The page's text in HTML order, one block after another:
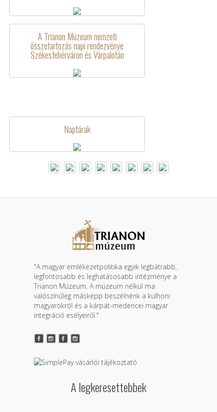
A Trianon Múzeum nemzeti
összetartozás napi rendezvénye
Székesfehérváron és Várpalotán
Naptárak
"A magyar emlékezetpolitika egyik legbátrabb,
legfontosabb és leghatásosabb intézménye a
Trianon Múzeum. A múzeum nélkül ma
valószínűleg másképp beszélnénk a külhoni
magyarokról és a kárpát-medencei magyar
integráció esélyeiről."
A legkeresettebbek